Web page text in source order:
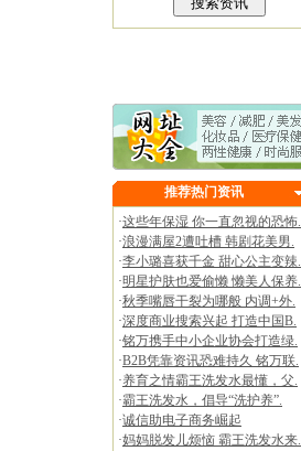
推荐热门资讯
·这些年保湿 你一直忽视的恐怖.
·浪漫满屋2遭吐槽 韩剧花美男.
·李小璐喜获千金 甜心公主变辣.
·明星护肤也爱偷懒 懒美人保养.
·秋季嘴唇干裂为哪般 内调+外.
·深度商业搜索兴起 打造中国B.
·铭万携手中小企业协会打造绿.
·B2B凭靠资讯恐难持久 铭万联.
·养育之情霸王洗发水最懂，父.
·霸王洗发水，倡导“洗护养”.
·诚信助电子商务崛起
·妈妈脱发儿烦恼 霸王洗发水来.